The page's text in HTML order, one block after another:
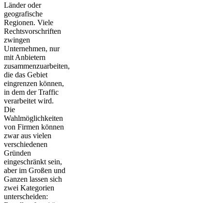
Länder oder
geografische
Regionen. Viele
Rechtsvorschriften
zwingen
Unternehmen, nur
mit Anbietern
zusammenzuarbeiten,
die das Gebiet
eingrenzen können,
in dem der Traffic
verarbeitet wird.
Die
Wahlmöglichkeiten
von Firmen können
zwar aus vielen
verschiedenen
Gründen
eingeschränkt sein,
aber im Großen und
Ganzen lassen sich
zwei Kategorien
unterscheiden: